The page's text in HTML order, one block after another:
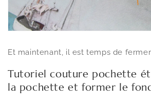
Et maintenant, il est temps de
Tutoriel couture pochette
la pochette et former le